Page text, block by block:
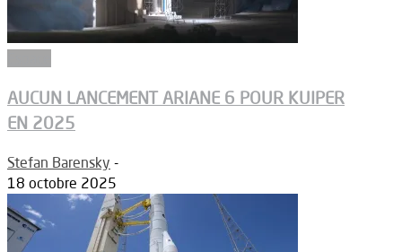
AUCUN LANCEMENT ARIANE 6 POUR KUIPER
EN 2025
Stefan Barensky -
18 octobre 2025